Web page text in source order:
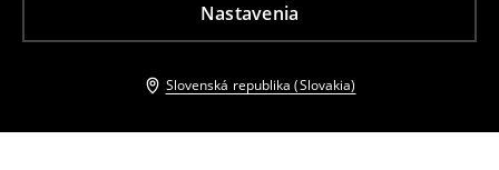
Nastavenia
Slovenská republika (Slovakia)